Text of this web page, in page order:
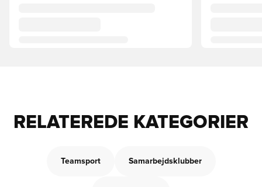
RELATEREDE KATEGORIER
Teamsport Samarbejdsklubber